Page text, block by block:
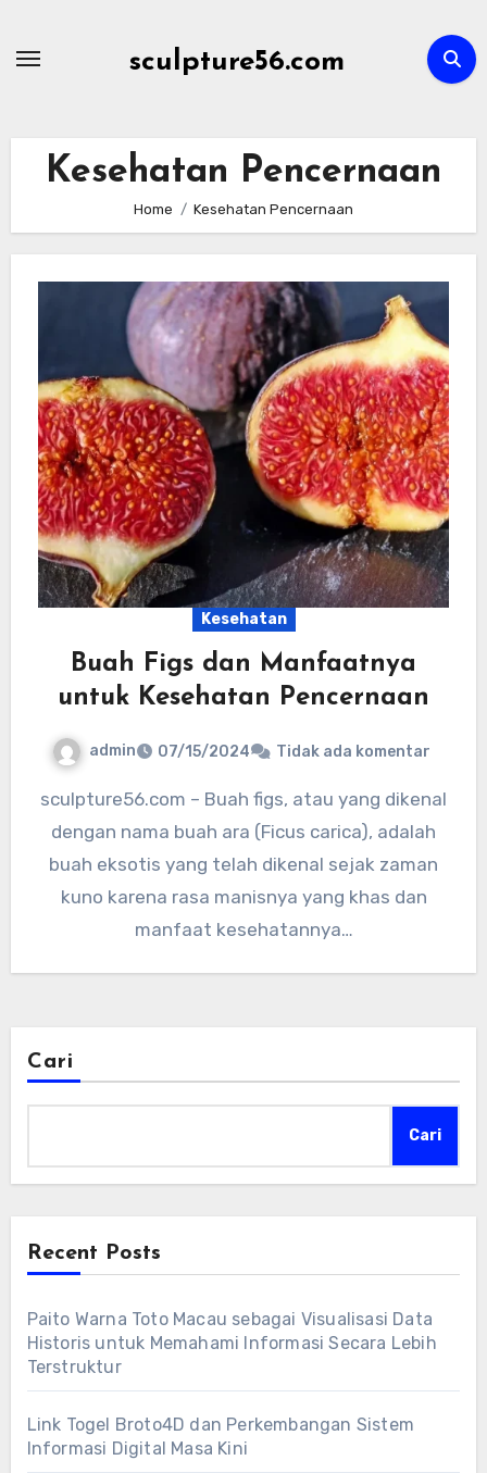
sculpture56.com
Kesehatan Pencernaan
Home Kesehatan Pencernaan
Kesehatan
Buah Figs dan Manfaatnya
untuk Kesehatan Pencernaan
admin 07/15/2024 Tidak ada komentar
sculpture56.com – Buah figs, atau yang dikenal
dengan nama buah ara (Ficus carica), adalah
buah eksotis yang telah dikenal sejak zaman
kuno karena rasa manisnya yang khas dan
manfaat kesehatannya…
Cari
Cari
Recent Posts
Paito Warna Toto Macau sebagai Visualisasi Data
Historis untuk Memahami Informasi Secara Lebih
Terstruktur
Link Togel Broto4D dan Perkembangan Sistem
Informasi Digital Masa Kini